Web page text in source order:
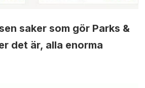
saker som gör Parks &
det är, alla enorma